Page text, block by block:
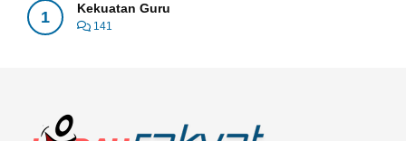
1 Kekuatan Guru
141